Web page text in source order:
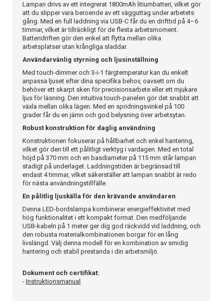
Lampan drivs av ett integrerat 1800mAh litiumbatteri, vilket gör
att du slipper vara beroende av ett vägguttag under arbetets
gång. Med en full laddning via USB-C får du en drifttid på 4–6
timmar, vilket är tillräckligt för de flesta arbetsmoment.
Batteridriften gör den enkel att flytta mellan olika
arbetsplatser utan krångliga sladdar.
Användarvänlig styrning och ljusinställning
Med touch-dimmer och 3-i-1 färgtemperatur kan du enkelt
anpassa ljuset efter dina specifika behov, oavsett om du
behöver ett skarpt sken för precisionsarbete eller ett mjukare
ljus för läsning. Den intuitiva touch-panelen gör det snabbt att
växla mellan olika lägen. Med en spridningsvinkel på 100
grader får du en jämn och god belysning över arbetsytan.
Robust konstruktion för daglig användning
Konstruktionen fokuserar på hållbarhet och enkel hantering,
vilket gör den till ett pålitligt verktyg i vardagen. Med en total
höjd på 370 mm och en basdiameter på 115 mm står lampan
stadigt på underlaget. Laddningstiden är begränsad till
endast 4 timmar, vilket säkerställer att lampan snabbt är redo
för nästa användningstillfälle.
En pålitlig ljuskälla för den krävande användaren
Denna LED-bordslampa kombinerar energieffektivitet med
hög funktionalitet i ett kompakt format. Den medföljande
USB-kabeln på 1 meter ger dig god räckvidd vid laddning, och
den robusta materialkombinationen borgar för en lång
livslängd. Välj denna modell för en kombination av smidig
hantering och stabil prestanda i din arbetsmiljö.
Dokument och certifikat:
- Instruktionsmanual